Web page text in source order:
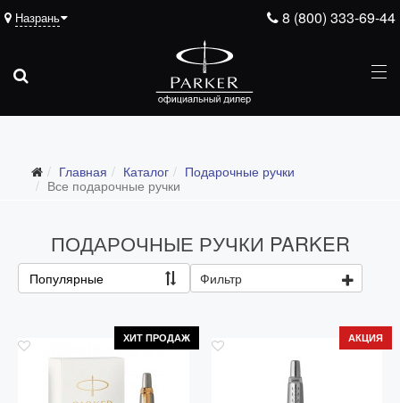
8 (800) 333-69-44
Назрань
Главная Каталог
Подарочные ручки
Все подарочные ручки
ПОДАРОЧНЫЕ РУЧКИ PARKER
Популярные Фильтр
ХИТ ПРОДАЖ АКЦИЯ
Все подарочные ручки
Для женщин
Для школьников и студентов
Ручки для гравировки
С золотым пером
Распродажа